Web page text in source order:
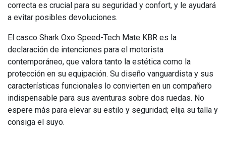
correcta es crucial para su seguridad y confort, y le ayudará
a evitar posibles devoluciones.
El casco Shark Oxo Speed-Tech Mate KBR es la
declaración de intenciones para el motorista
contemporáneo, que valora tanto la estética como la
protección en su equipación. Su diseño vanguardista y sus
características funcionales lo convierten en un compañero
indispensable para sus aventuras sobre dos ruedas. No
espere más para elevar su estilo y seguridad; elija su talla y
consiga el suyo.